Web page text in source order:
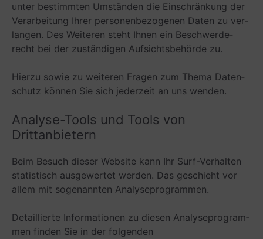
unter bestimm­ten Umstän­den die Ein­schrän­kung der
Ver­ar­bei­tung Ihrer per­so­nen­be­zo­ge­nen Daten zu ver­
lan­gen. Des Wei­te­ren steht Ihnen ein Beschwer­de­
recht bei der zustän­di­gen Auf­sichts­be­hörde zu.
Hierzu sowie zu wei­te­ren Fra­gen zum Thema Daten­
schutz kön­nen Sie sich jeder­zeit an uns wenden.
Ana­lyse-Tools und Tools von
Drittanbietern
Beim Besuch die­ser Web­site kann Ihr Surf-Ver­hal­ten
sta­tis­tisch aus­ge­wer­tet wer­den. Das geschieht vor
allem mit soge­nann­ten Analyseprogrammen.
Detail­lierte Infor­ma­tio­nen zu die­sen Ana­ly­se­pro­gram­
men fin­den Sie in der fol­gen­den